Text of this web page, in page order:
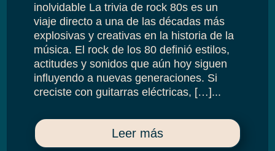
inolvidable La trivia de rock 80s es un
viaje directo a una de las décadas más
explosivas y creativas en la historia de la
música. El rock de los 80 definió estilos,
actitudes y sonidos que aún hoy siguen
influyendo a nuevas generaciones. Si
creciste con guitarras eléctricas, […]...
Leer más